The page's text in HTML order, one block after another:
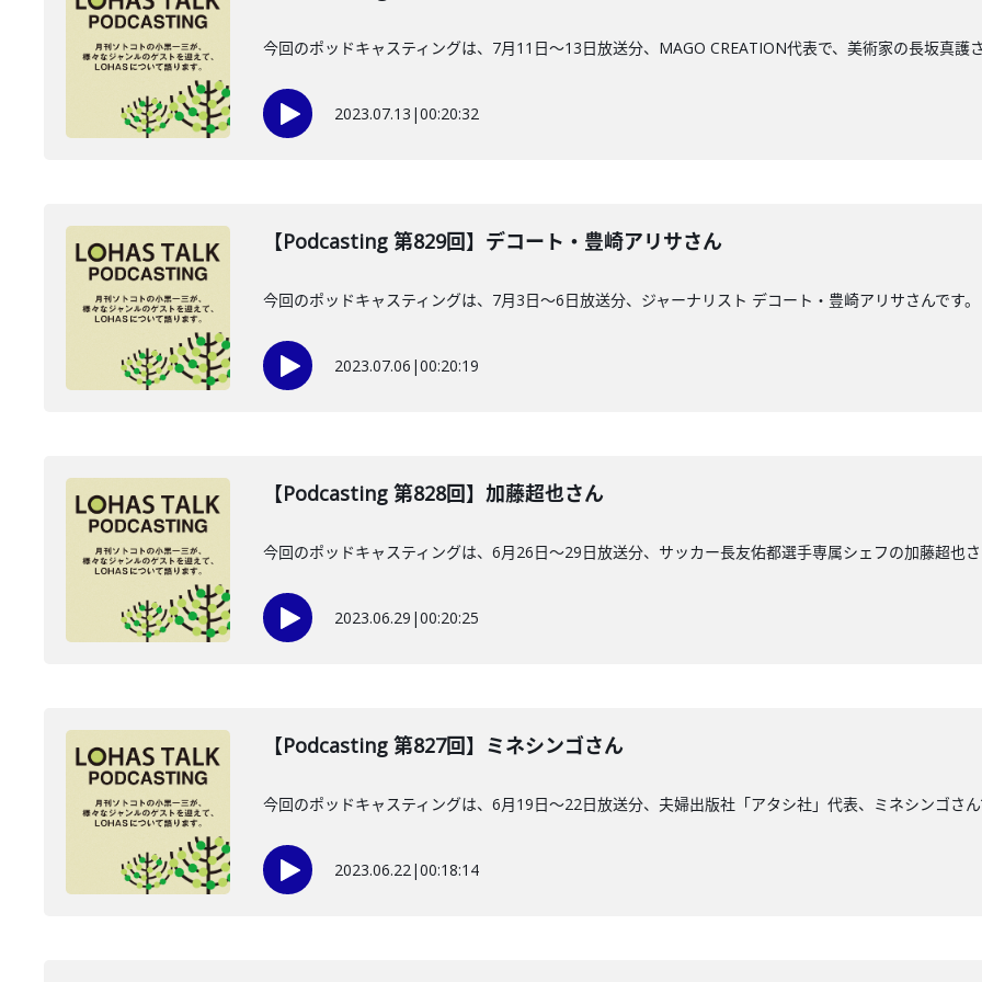
今回のポッドキャスティングは、7月11日〜13日放送分、MAGO CREATION代表で、美術家の長坂真護
2023.07.13 |00:20:32
【Podcasting 第829回】デコート・豊崎アリサさん
今回のポッドキャスティングは、7月3日〜6日放送分、ジャーナリスト デコート・豊崎アリサさんです。
2023.07.06 |00:20:19
【Podcasting 第828回】加藤超也さん
今回のポッドキャスティングは、6月26日〜29日放送分、サッカー長友佑都選手専属シェフの加藤超也
2023.06.29 |00:20:25
【Podcasting 第827回】ミネシンゴさん
今回のポッドキャスティングは、6月19日〜22日放送分、夫婦出版社「アタシ社」代表、ミネシンゴさ
2023.06.22|00:18:14